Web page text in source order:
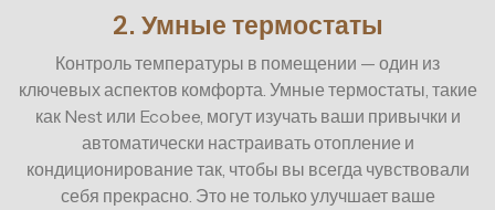
2. Умные термостаты
Контроль температуры в помещении — один из
ключевых аспектов комфорта. Умные термостаты, такие
как Nest или Ecobee, могут изучать ваши привычки и
автоматически настраивать отопление и
кондиционирование так, чтобы вы всегда чувствовали
себя прекрасно. Это не только улучшает ваше